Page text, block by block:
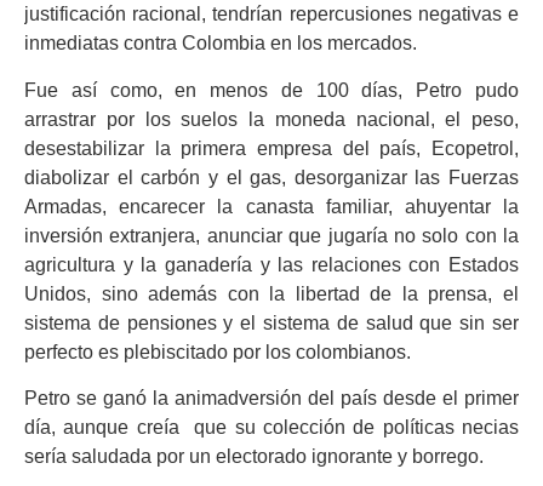
justificación racional, tendrían repercusiones negativas e
inmediatas contra Colombia en los mercados.
Fue así como, en menos de 100 días, Petro pudo
arrastrar por los suelos la moneda nacional, el peso,
desestabilizar la primera empresa del país, Ecopetrol,
diabolizar el carbón y el gas, desorganizar las Fuerzas
Armadas, encarecer la canasta familiar, ahuyentar la
inversión extranjera, anunciar que jugaría no solo con la
agricultura y la ganadería y las relaciones con Estados
Unidos, sino además con la libertad de la prensa, el
sistema de pensiones y el sistema de salud que sin ser
perfecto es plebiscitado por los colombianos.
Petro se ganó la animadversión del país desde el primer
día, aunque creía que su colección de políticas necias
sería saludada por un electorado ignorante y borrego.